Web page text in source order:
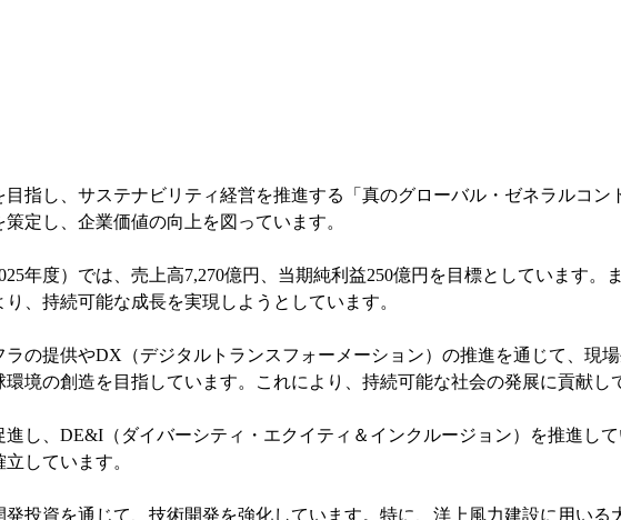
指し、サステナビリティ経営を推進する「真のグローバル・ゼネラルコ
定し、企業価値の向上を図っています。
年度）では、売上高7,270億円、当期純利益250億円を目標としています
、持続可能な成長を実現しようとしています。
の提供やDX（デジタルトランスフォーメーション）の推進を通じて、現
境の創造を目指しています。これにより、持続可能な社会の発展に貢献し
し、DE&I（ダイバーシティ・エクイティ＆インクルージョン）を推進し
しています。
投資を通じて、技術開発を強化しています。特に、洋上風力建設に用い